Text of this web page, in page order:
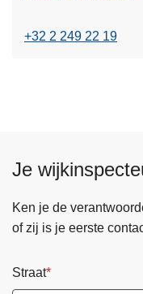
+32 2 249 22 19
Je
Ken je de
of zij is je eerste
Straat